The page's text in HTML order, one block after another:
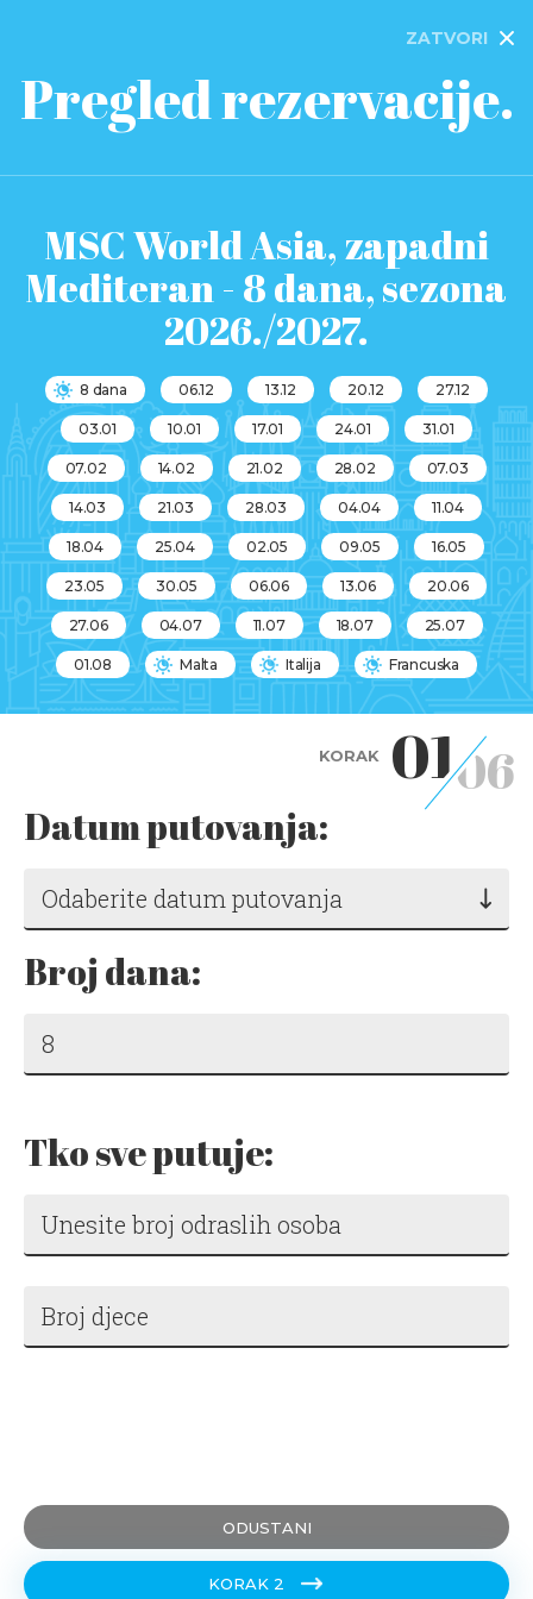
ZATVORI
Pregled rezervacije.
MSC World Asia, zapadni
Mediteran - 8 dana, sezona
2026./2027.
8 dana 06.12 13.12 20.12 27.12
03.01 10.01 17.01 24.01 31.01
07.02 14.02 21.02 28.02 07.03
14.03 21.03 28.03 04.04 11.04
18.04 25.04 02.05 09.05 16.05
23.05 30.05 06.06 13.06 20.06
27.06 04.07 11.07 18.07 25.07
01.08 Malta Italija Francuska
KORAK 0106
Datum putovanja:
Odaberite datum putovanja
Broj dana:
Tko sve putuje:
ODUSTANI
KORAK 2